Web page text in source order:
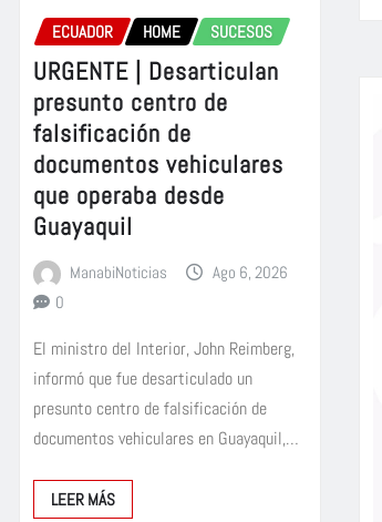
ECUADOR HOME SUCESOS
URGENTE | Desarticulan
presunto centro de
falsificación de
documentos vehiculares
que operaba desde
Guayaquil
ManabiNoticias
Ago 6, 2026
0
El ministro del Interior, John Reimberg,
informó que fue desarticulado un
presunto centro de falsificación de
documentos vehiculares en Guayaquil,…
LEER MÁS